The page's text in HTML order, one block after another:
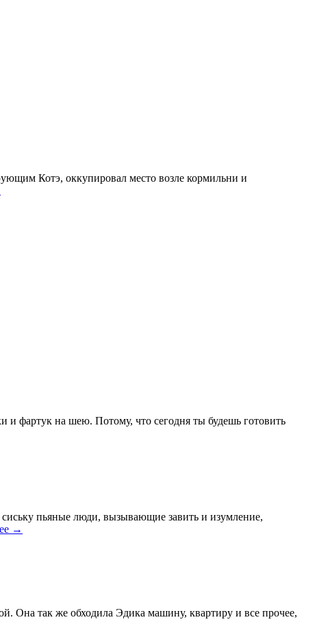
Котэ, оккупировал место возле кормильни и
и фартук на шею. Потому, что сегодня ты будешь готовить
сиську пьяные люди, вызывающие завить и изумление,
→
Она так же обходила Эдика машину, квартиру и все прочее,